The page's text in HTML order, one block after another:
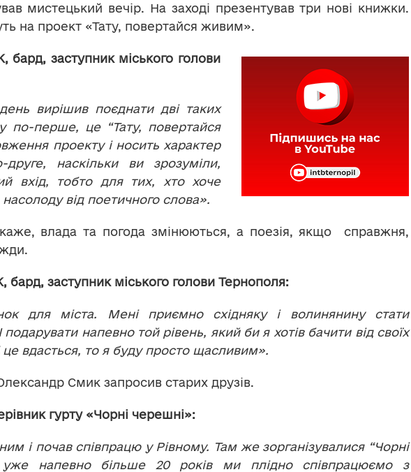
мистецький вечір. На заході презентував три нові книжки.
на проект «Тату, повертайся живим».
заступник міського голови
вирішив поєднати дві таких
по-перше, це “Тату, повертайся
проекту і носить характер
друге, наскільки ви зрозуміли,
вхід, тобто для тих, хто хоче
від поетичного слова».
влада та погода змінюються, а поезія, якщо справжня,
заступник міського голови Тернополя:
для міста. Мені приємно східняку і волинянину стати
напевно той рівень, який би я хотів бачити від своїх
це вдасться, то я буду просто щасливим».
Смик запросив старих друзів.
гурту «Чорні черешні»:
і почав співпрацю у Рівному. Там же зорганізувалися “Чорні
напевно більше 20 років ми плідно співпрацюємо з